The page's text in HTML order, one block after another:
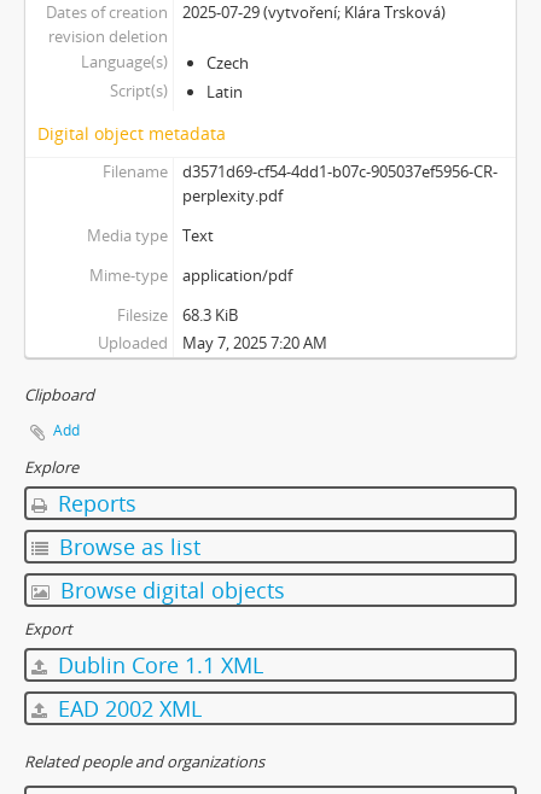
[Subseries] SOFT DETECTIVE LOVE STORY
[Subseries] Intercore
[Subseries] Soft, Soft, Soft, Hard as Fuck
Dates of creation
revision deletion
2025-07-29 (vytvoření; Klára Trsková)
Language(s)
Czech
Script(s)
Latin
Digital object metadata
Filename
d3571d69-cf54-4dd1-b07c-905037ef5956-CR-
perplexity.pdf
Media type
Text
Mime-type
application/pdf
Filesize
68.3 KiB
Uploaded
May 7, 2025 7:20 AM
Clipboard
Add
Explore
Reports
Browse as list
Browse digital objects
Export
Dublin Core 1.1 XML
EAD 2002 XML
Related people and organizations